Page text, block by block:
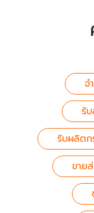
จ
รั
รับผลิตก
ขาย